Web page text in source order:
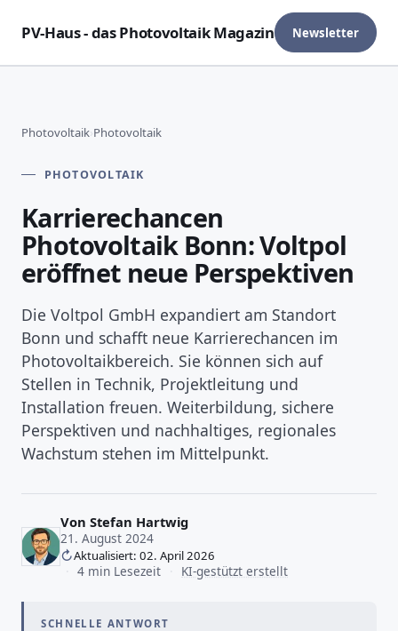
PV-Haus - das Photovoltaik Magazin Newsletter
Photovoltaik›Photovoltaik
PHOTOVOLTAIK
Karrierechancen
Photovoltaik Bonn: Voltpol
eröffnet neue Perspektiven
Die Voltpol GmbH expandiert am Standort
Bonn und schafft neue Karrierechancen im
Photovoltaikbereich. Sie können sich auf
Stellen in Technik, Projektleitung und
Installation freuen. Weiterbildung, sichere
Perspektiven und nachhaltiges, regionales
Wachstum stehen im Mittelpunkt.
Von Stefan Hartwig
21. August 2024
Aktualisiert: 02. April 2026
4 min Lesezeit KI-gestützt erstellt
SCHNELLE ANTWORT